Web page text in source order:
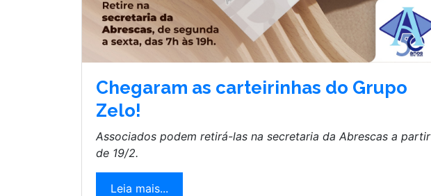
Chegaram as carteirinhas do Grupo
Zelo!
Associados podem retirá-las na secretaria da Abrescas a partir
de 19/2.
Leia mais...